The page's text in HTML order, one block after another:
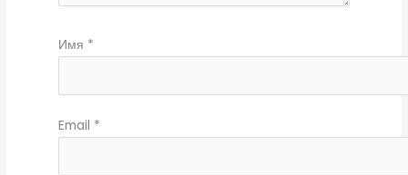
Имя *
Email *